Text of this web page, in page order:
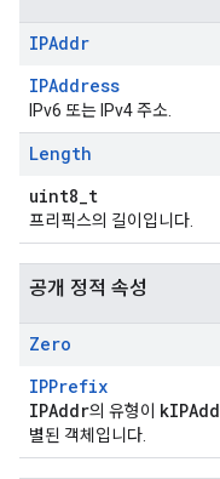
IPAddr
IPAddress
IPv6 또는 IPv4 주소.
Length
uint8_t
프리픽스의 길이입니다.
공개 정적 속성
Zero
IPPrefix
IPAddr의 유형이
별된 객체입니다.